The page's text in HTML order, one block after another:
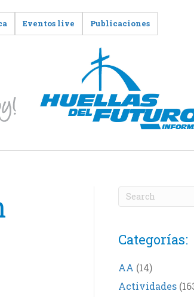
Eventos live Publicaciones
Categorías:
AA (14)
Actividades